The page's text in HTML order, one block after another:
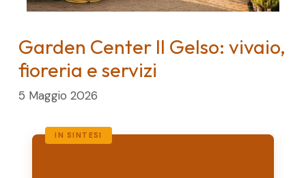
Garden Center Il Gelso: vivaio,
fioreria e servizi
5 Maggio 2026